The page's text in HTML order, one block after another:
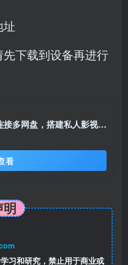
址
下载到设备再进行
网易出品｜爆米花播放器：一键连接多网盘，搭建私人影视库！
看
习和研究，禁止用于商业或